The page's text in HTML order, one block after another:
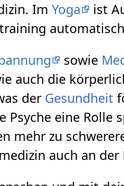
ImYoga
ist
sowie
auch die
der Gesundheit
eine Rolle
mehr zu
auch an der